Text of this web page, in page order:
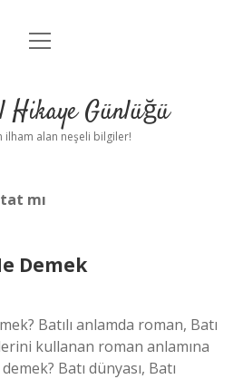
Anasayfa
Yasal Uyarı
menüyü
Hikaye Günlüğü
ilham alan neşeli bilgiler!
mı
Demek
Batılı anlamda roman, Batı
kullanan roman anlamına
Batı dünyası, Batı